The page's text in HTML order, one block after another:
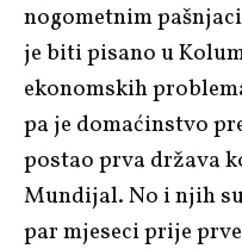
nogometnim
je biti pisano u
ekonomskih
pa je domaćinstvo
postao prva država
Mundijal. No i njih
par mjeseci prije